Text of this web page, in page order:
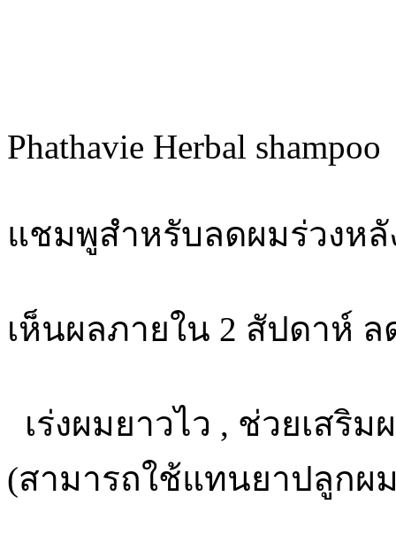
Phathavie Herbal shampoo
แชมพูสำหรับลดผมร่วงห
เห็นผลภายใน 2 สัปดาห์
เร่งผมยาวไว , ช่วยเสริ
(สามารถใช้แทนยาปลูกผ